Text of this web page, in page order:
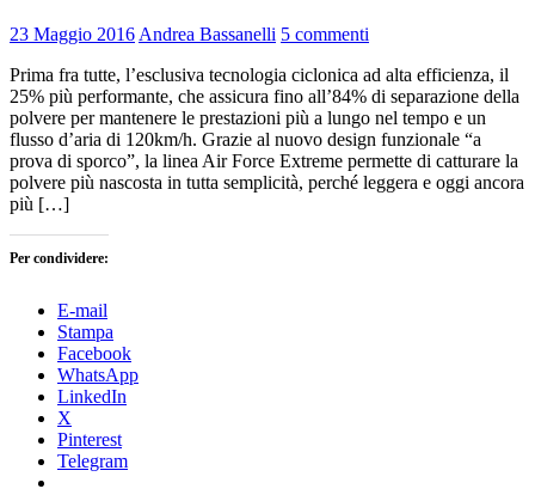
23 Maggio 2016 Andrea Bassanelli 5 commenti
Prima fra tutte, l’esclusiva tecnologia ciclonica ad alta efficienza, il
25% più performante, che assicura fino all’84% di separazione della
polvere per mantenere le prestazioni più a lungo nel tempo e un
flusso d’aria di 120km/h. Grazie al nuovo design funzionale “a
prova di sporco”, la linea Air Force Extreme permette di catturare la
polvere più nascosta in tutta semplicità, perché leggera e oggi ancora
più […]
Per condividere:
E-mail
Stampa
Facebook
WhatsApp
LinkedIn
X
Pinterest
Telegram